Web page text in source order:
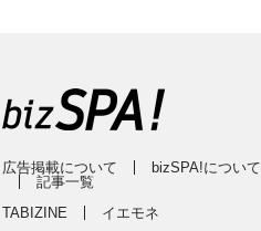
広告掲載について bizSPA!について
記事一覧
TABIZINE
イエモネ